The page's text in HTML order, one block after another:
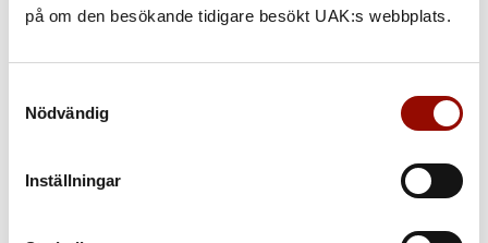
på om den besökande tidigare besökt UAK:s webbplats.
Nödvändig
Inställningar